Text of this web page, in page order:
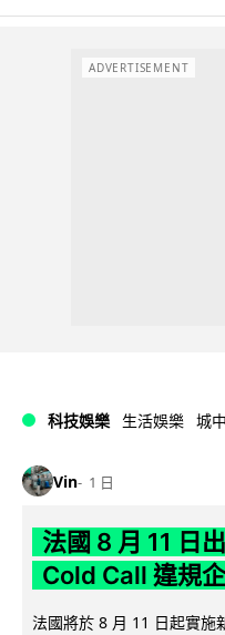
ADVERTISEMENT
科技娛樂 生活娛樂 城
Vin 1 日
法國 8 月 11 日
Cold Call 違規
法國將於 8 月 11 日起實施